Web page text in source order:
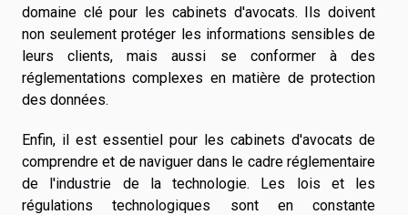
domaine clé pour les cabinets d'avocats. Ils doivent
non seulement protéger les informations sensibles de
leurs clients, mais aussi se conformer à des
réglementations complexes en matière de protection
des données.
Enfin, il est essentiel pour les cabinets d'avocats de
comprendre et de naviguer dans le cadre réglementaire
de l'industrie de la technologie. Les lois et les
régulations technologiques sont en constante